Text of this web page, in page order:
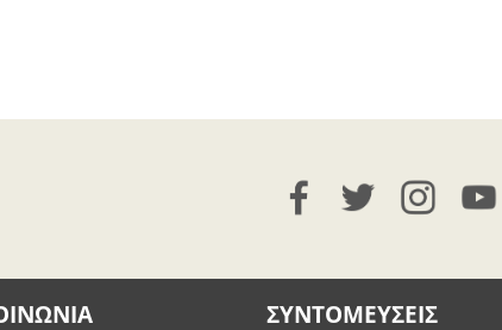
ΣΥΝΤΟΜΕΥΣΕΙΣ